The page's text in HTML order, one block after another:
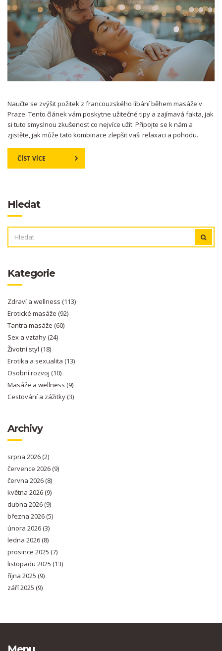
Naučte se zvýšit požitek z francouzského líbání během masáže v
Praze. Tento článek vám poskytne užitečné tipy a zajímavá fakta, jak
si tuto smyslnou zkušenost co nejvíce užít. Připojte se k nám a
zjistěte, jak může tato kombinace zlepšit vaši relaxaci a pohodu.
ČÍST VÍCE
Hledat
Kategorie
Zdraví a wellness (113)
Erotické masáže (92)
Tantra masáže (60)
Sex a vztahy(24)
Životní styl (18)
Erotika a sexualita (13)
Osobní rozvoj (10)
Masáže a wellness (9)
Cestování a zážitky(3)
Archivy
srpna 2026(2)
července 2026(9)
června 2026(8)
května 2026(9)
dubna 2026(9)
března 2026(5)
února 2026(3)
ledna 2026(8)
prosince 2025 (7)
listopadu 2025 (13)
října 2025 (9)
září 2025 (9)